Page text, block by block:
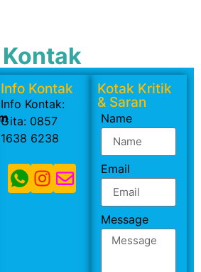
Kontak
Info Kontak
Info Kontak:
Gita: 0857
1638 6238
Kotak Kritik
& Saran
Name
Email
Message